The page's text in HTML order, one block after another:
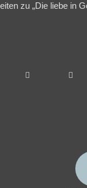
zu „Die liebe in